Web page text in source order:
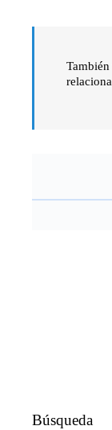
Búsqueda